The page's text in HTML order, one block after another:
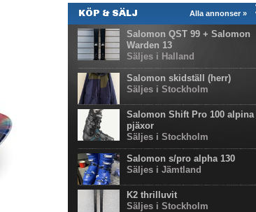
Alla annonser »
KÖP & SÄLJ
Salomon QST 99 + Salomon
Warden 13
Säljes i Halland
Salomon skidställ (herr)
Säljes i Stockholm
Salomon Shift Pro 100 alpina
pjäxor
Säljes i Stockholm
Salomon s/pro alpha 130
Säljes i Jämtland
K2 thrilluvit
Säljes i Stockholm